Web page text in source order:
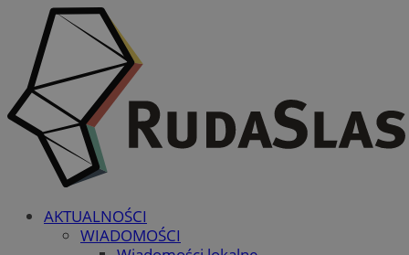
AKTUALNOŚCI
WIADOMOŚCI